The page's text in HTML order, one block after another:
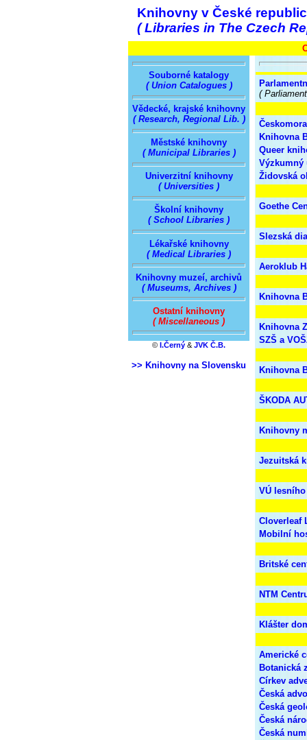
Knihovny v České
( Libraries in The Czech
Souborné katalogy
( Union Catalogues )
Vědecké, krajské knihovny
( Research, Regional Lib. )
Městské knihovny
( Municipal Libraries )
Univerzitní knihovny
( Universities )
Školní knihovny
( School Libraries )
Lékařské knihovny
( Medical Libraries )
Knihovny muzeí, archivů
( Museums, Archives )
Ostatní knihovny
( Miscellaneous )
© I.Černý & JVK Č.B.
>> Knihovny na Slovensku
(
Knihovna
Queer
Výzkumný
Židovská
Goethe
Slezská
Aeroklub
Knihovna
Knihovna
SZŠ a
Knihovna
ŠKODA
Knihovny
Jezuitská
VÚ
Cloverleaf
Mobilní
Britské
NTM
Klášter
Americké
Botanická
Církev
Česká
Česká
Česká
Česká